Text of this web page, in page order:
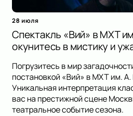
28 июля
Спектакль «Вий» в МХТ
окунитесь в мистику и
Погрузитесь в мир
постановкой «Вий» в МХТ им. А.
Уникальная интерпретация
вас на престижной сцене
театральное событие сезона.